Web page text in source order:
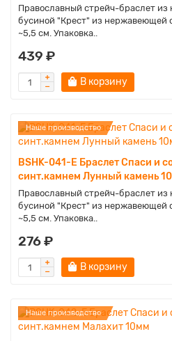
Православный стрейч-браслет
бусиной "Крест" из нержавеющей
~5,5 см. Упаковка..
439 ₽
В корзину
Наше производство
BSHK-041-E Браслет Спаси и
синт.камнем Лунный камень
Православный стрейч-браслет
бусиной "Крест" из нержавеющей
~5,5 см. Упаковка..
276 ₽
В корзину
Наше производство